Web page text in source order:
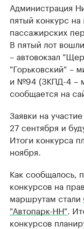
Администрация
пятый конкурс
пассажирских
В пятый лот
– автовокзал
"Горьковский" –
и №94 (ЗКПД-4 –
сообщается на
Заявки на
27 сентября и
Итоги конкурса
ноября.
Как сообщалось,
конкурсов на
маршрутам стали
"Автопарк-НН" .
конкурсов